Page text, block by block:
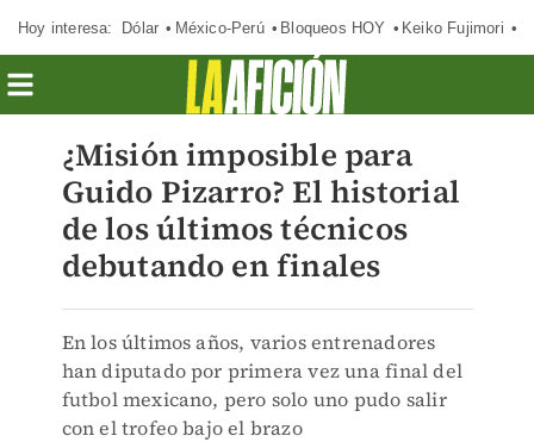
Hoy interesa: Dólar México-Perú Bloqueos HOY Keiko Fujimori
¿Misión imposible para
Guido Pizarro? El historial
de los últimos técnicos
debutando en finales
En los últimos años, varios entrenadores
han diputado por primera vez una final del
futbol mexicano, pero solo uno pudo salir
con el trofeo bajo el brazo